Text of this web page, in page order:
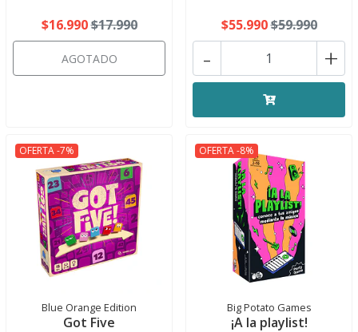
$16.990$17.990
AGOTADO
$55.990$59.990
+
-
OFERTA -7%
Blue Orange Edition
Got Five
OFERTA -8%
Big Potato Games
¡A la playlist!